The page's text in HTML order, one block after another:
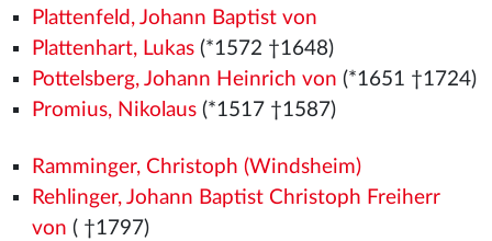
Plattenfeld, Johann Baptist von
Plattenhart, Lukas(*1572 †1648)
Pottelsberg, Johann Heinrich von (*1651 †1724)
Promius, Nikolaus(*1517 †1587)
Ramminger, Christoph (Windsheim)
Rehlinger, Johann Baptist Christoph Freiherr
von ( †1797)